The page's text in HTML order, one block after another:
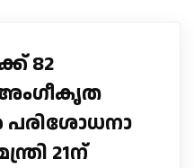
82
21ന്